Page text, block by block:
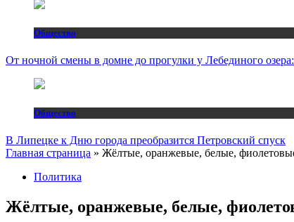
Общество
От ночной смены в домне до прогулки у Лебединого
Общество
В Липецке к Дню города преобразится Петровский спуск
Главная страница » Жёлтые, оранжевые, белые,
Политика
Жёлтые, оранжевые, белые,